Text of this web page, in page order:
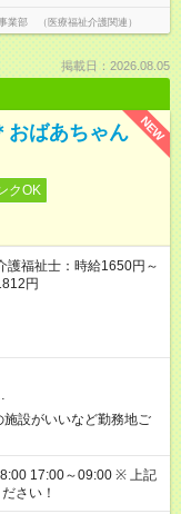
業部 （医療福祉介護関連）
掲載日：2026.08.05
NEW
おばあちゃん
クOK
護福祉士：時給1650円～
円
設がいいなど勤務地ご
17:00～09:00 ※ 上記
さい！